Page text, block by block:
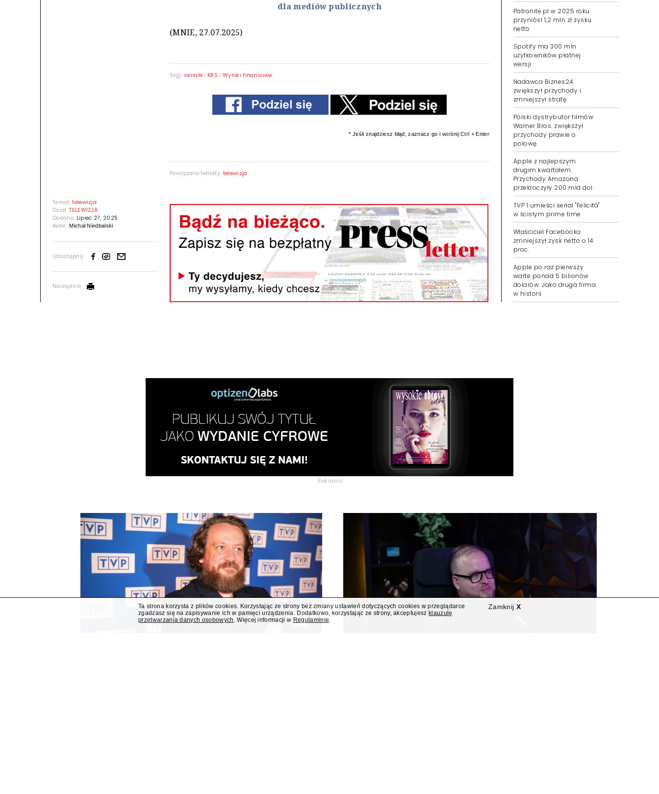
Temat:telewizja
Dział:TELEWIZJA
Dodano: Lipiec 27, 2025
Autor:Michał Niedbalski
Udostępnij:
Narzędzia:
dla mediów publicznych
(MNIE, 27.07.2025)
Tagi: seriale | KRS |Wyniki finansowe
* Jeśli znajdziesz błąd, zaznacz go i wciśnij Ctrl + Enter
Powiązane tematy: telewizja
Patronite.pl w 2025 roku
przyniósł 1,2 mln zł zysku
netto
Spotify ma 300 mln
użytkowników płatnej
wersji
Nadawca Biznes24
zwiększył przychody i
zmniejszył stratę
Polski dystrybutor filmów
Warner Bros. zwiększył
przychody prawie o
połowę
Apple z najlepszym
drugim kwartałem.
Przychody Amazona
przekroczyły 200 mld dol.
TVP 1 umieści serial "Felicità"
w ścisłym prime time
Właściciel Facebooka
zmniejszył zysk netto o 14
proc.
Apple po raz pierwszy
warte ponad 5 bilionów
dolarów. Jako druga firma
w historii
Reklama
Zamknij X
Ta strona korzysta z plików cookies. Korzystając ze strony bez zmiany ustawień dotyczących cookies w przeglądarce
zgadzasz się na zapisywanie ich w pamięci urządzenia. Dodatkowo, korzystając ze strony, akceptujesz klauzulę
przetwarzania danych osobowych . Więcej informacji w Regulaminie.